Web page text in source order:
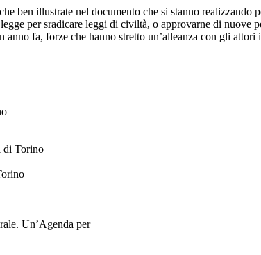
ben illustrate nel documento che si stanno
per sradicare leggi di civiltà, o approvarne di nuove
fa, forze che hanno stretto un’alleanza con gli
di Torino
Un’Agenda per